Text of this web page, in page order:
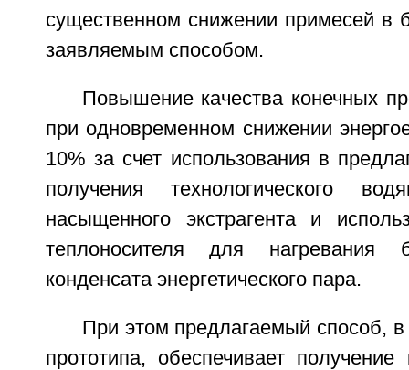
существенном снижении примесей в
заявляемым способом.
Повышение качества конечных
при одновременном снижении
10% за счет использования в
получения технологического
насыщенного экстрагента и
теплоносителя для нагревания
конденсата энергетического пара.
При этом предлагаемый способ, в
прототипа, обеспечивает получение